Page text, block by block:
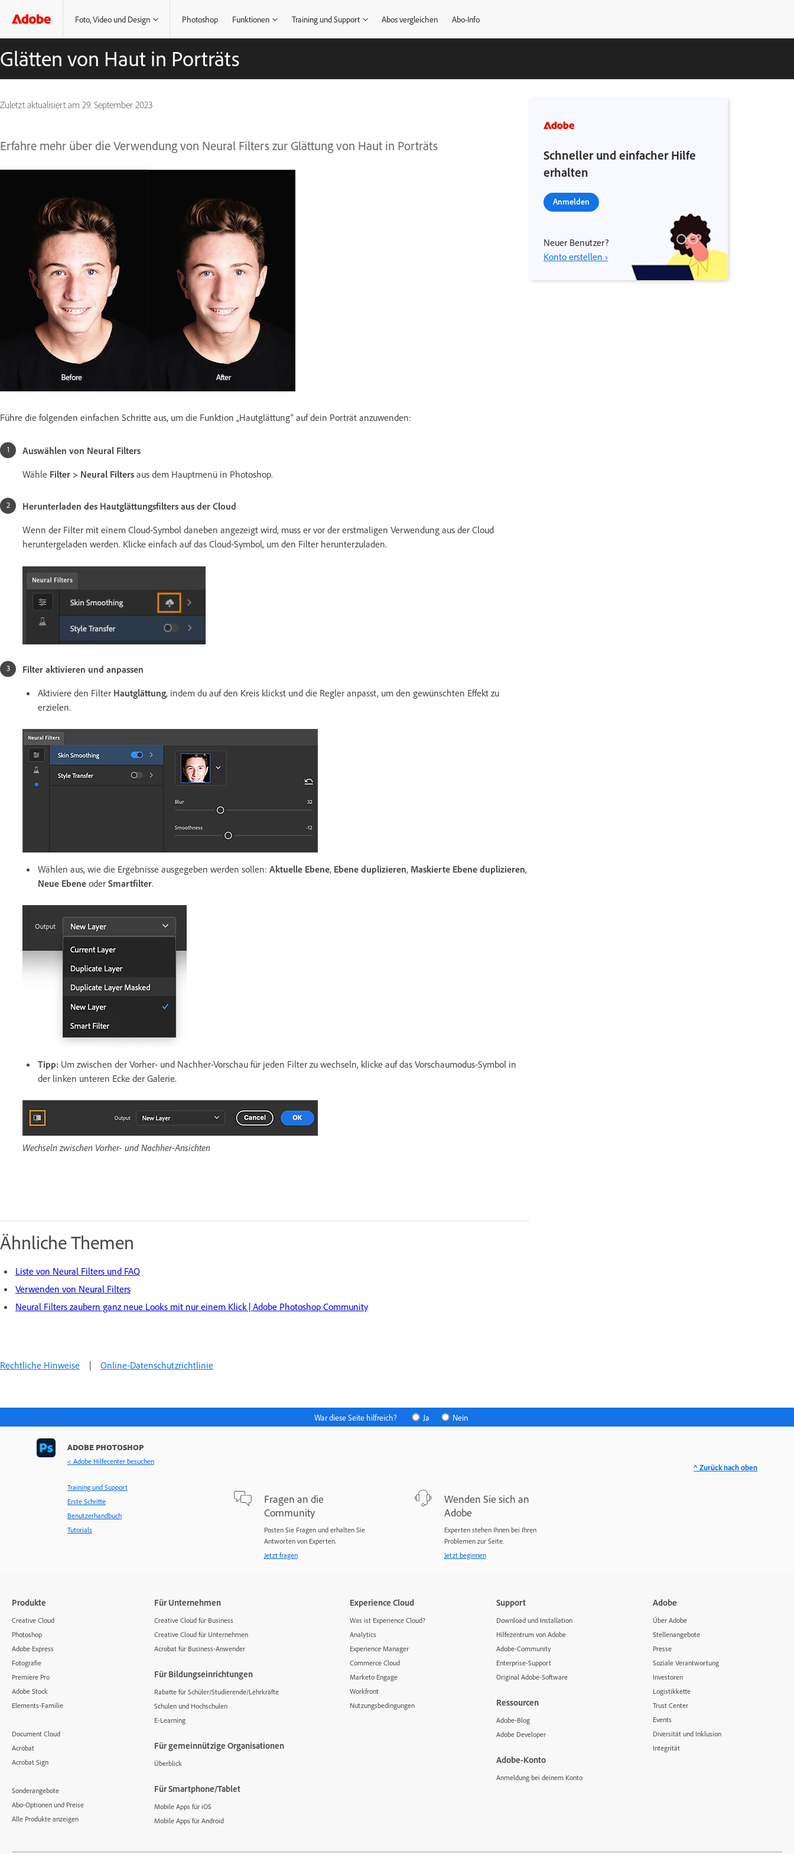
Foto, Video und Design Photoshop Funktionen Training und Support Abos vergleichen Abo-Info
Glätten von Haut in Porträts
Zuletzt aktualisiert am 29. September 2023
Erfahre mehr über die Verwendung von Neural Filters zur Glättung von Haut in Porträts
Führe die folgenden einfachen Schritte aus, um die Funktion „Hautglättung“ auf dein Porträt anzuwenden:
Auswählen von Neural Filters
Wähle Filter > Neural Filters aus dem Hauptmenü in Photoshop.
Herunterladen des Hautglättungsfilters aus der Cloud
Wenn der Filter mit einem Cloud-Symbol daneben angezeigt wird, muss er vor der erstmaligen Verwendung aus der Cloud
heruntergeladen werden. Klicke einfach auf das Cloud-Symbol, um den Filter herunterzuladen.
Filter aktivieren und anpassen
Aktiviere den Filter Hautglättung, indem du auf den Kreis klickst und die Regler anpasst, um den gewünschten Effekt zu
erzielen.
Wählen aus, wie die Ergebnisse ausgegeben werden sollen: Aktuelle Ebene, Ebene duplizieren, Maskierte Ebene duplizieren,
Neue Ebene oder Smartfilter.
Tipp: Um zwischen der Vorher- und Nachher-Vorschau für jeden Filter zu wechseln, klicke auf das Vorschaumodus-Symbol in
der linken unteren Ecke der Galerie.
Wechseln zwischen Vorher- und Nachher-Ansichten
Ähnliche Themen
Liste von Neural Filters und FAQ
Verwenden von Neural Filters
Neural Filters zaubern ganz neue Looks mit nur einem Klick | Adobe Photoshop Community
Schneller und einfacher Hilfe
erhalten
Anmelden
Neuer Benutzer?
Konto erstellen ›
Rechtliche Hinweise | Online-Datenschutzrichtlinie
War diese Seite hilfreich? Ja Nein
ADOBE PHOTOSHOP
< Adobe Hilfecenter besuchen
Training und Support
Erste Schritte
Benutzerhandbuch
Tutorials
Fragen an die
Community
Posten Sie Fragen und erhalten Sie
Antworten von Experten.
Jetzt fragen
Wenden Sie sich an
Adobe
Experten stehen Ihnen bei Ihren
Problemen zur Seite.
Jetzt beginnen
^ Zurück nach oben
Produkte
Creative Cloud
Photoshop
Adobe Express
Fotografie
Premiere Pro
Adobe Stock
Elements-Familie
Document Cloud
Acrobat
Acrobat Sign
Sonderangebote
Abo-Optionen und Preise
Alle Produkte anzeigen
Für Unternehmen
Creative Cloud für Business
Creative Cloud für Unternehmen
Acrobat für Business-Anwender
Für Bildungseinrichtungen
Rabatte für Schüler/Studierende/Lehrkräfte
Schulen und Hochschulen
E-Learning
Für gemeinnützige Organisationen
Überblick
Für Smartphone/Tablet
Mobile Apps für iOS
Mobile Apps für Android
Experience Cloud
Was ist Experience Cloud?
Analytics
Experience Manager
Commerce Cloud
Marketo Engage
Workfront
Nutzungsbedingungen
Support
Download und Installation
Hilfezentrum von Adobe
Adobe-Community
Enterprise-Support
Original Adobe-Software
Ressourcen
Adobe-Blog
Adobe Developer
Adobe-Konto
Anmeldung bei deinem Konto
Adobe
Über Adobe
Stellenangebote
Presse
Soziale Verantwortung
Investoren
Logistikkette
Trust Center
Events
Diversität und Inklusion
Integrität